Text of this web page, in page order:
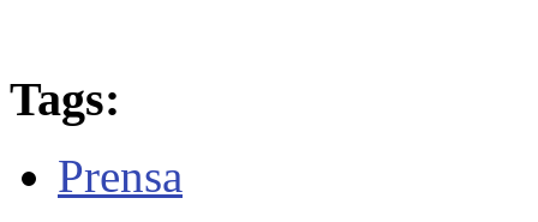
Tags:
Prensa